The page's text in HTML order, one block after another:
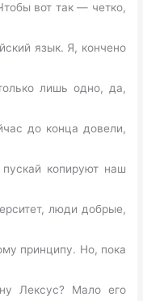
вот так — четко,
язык. Я, кончено
лишь одно, да,
до конца довели,
копируют наш
люди добрые,
принципу. Но, пока
Лексус? Мало его